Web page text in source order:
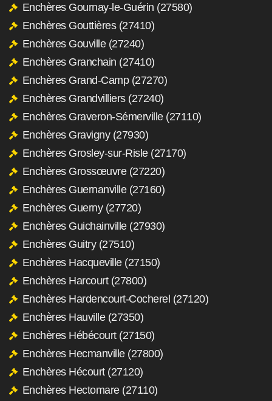
Enchères Gournay-le-Guérin (27580)
Enchères Gouttières (27410)
Enchères Gouville (27240)
Enchères Granchain (27410)
Enchères Grand-Camp (27270)
Enchères Grandvilliers (27240)
Enchères Graveron-Sémerville (27110)
Enchères Gravigny (27930)
Enchères Grosley-sur-Risle (27170)
Enchères Grossœuvre (27220)
Enchères Guernanville (27160)
Enchères Guerny (27720)
Enchères Guichainville (27930)
Enchères Guitry (27510)
Enchères Hacqueville (27150)
Enchères Harcourt (27800)
Enchères Hardencourt-Cocherel (27120)
Enchères Hauville (27350)
Enchères Hébécourt (27150)
Enchères Hecmanville (27800)
Enchères Hécourt (27120)
Enchères Hectomare (27110)